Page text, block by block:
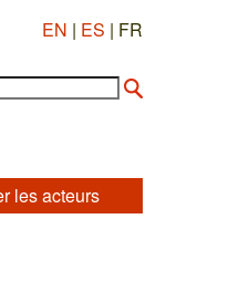
EN | ES | FR
les acteurs